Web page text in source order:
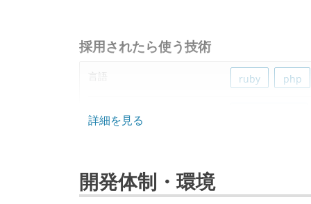
採用されたら使う技術
言語 ruby php
プロジェクト管理
詳細を見る
開発体制・環境